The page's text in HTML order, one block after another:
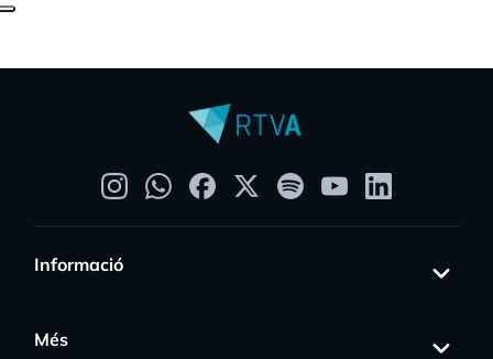
Informació
Més